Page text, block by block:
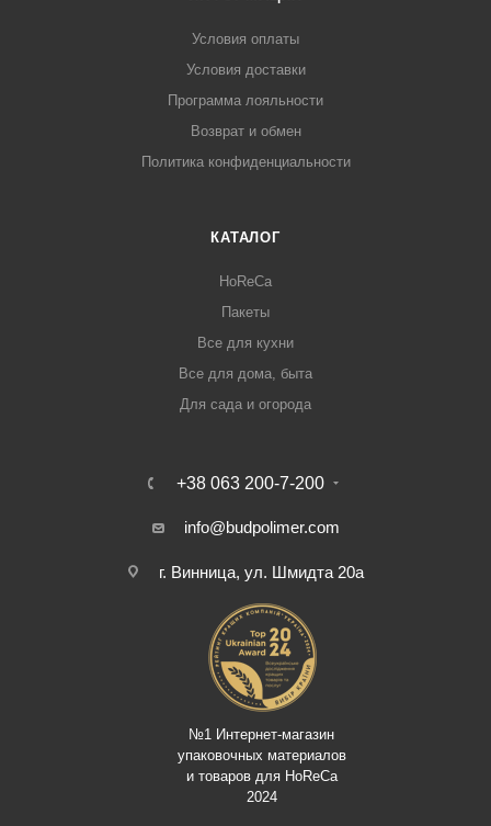
Условия оплаты
Условия доставки
Программа лояльности
Возврат и обмен
Политика конфиденциальности
КАТАЛОГ
HoReCa
Пакеты
Все для кухни
Все для дома, быта
Для сада и огорода
+38 063 200-7-200
info@budpolimer.com
г. Винница, ул. Шмидта 20а
№1 Интернет-магазин
упаковочных материалов
и товаров для HoReCa
2024